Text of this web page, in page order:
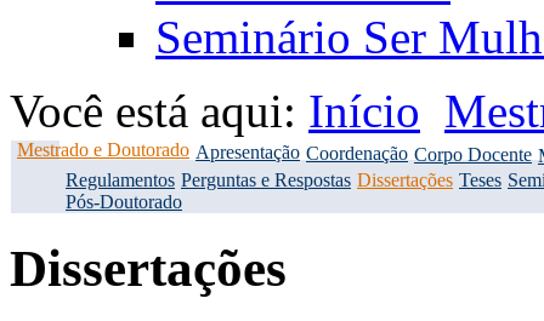
Seminário Ser
Você está aqui: Início
Mestrado e Doutorado Apresentação Coordenação Corpo Docente
Regulamentos Perguntas e Respostas Dissertações Teses
Pós-Doutorado
Dissertações